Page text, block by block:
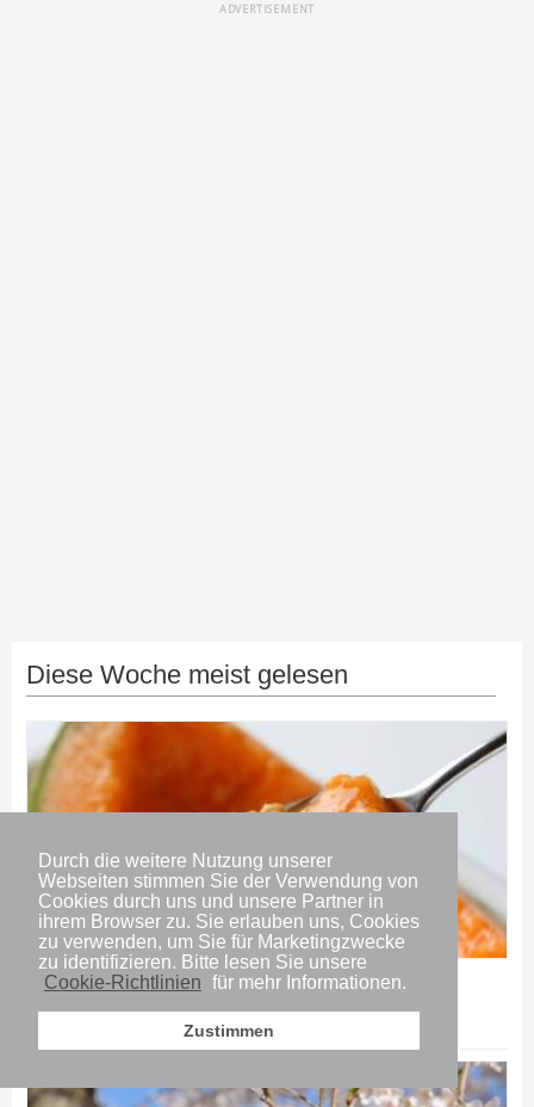
Durch die weitere Nutzung unserer
Webseiten stimmen Sie der Verwendung von
Cookies durch uns und unsere Partner in
ihrem Browser zu. Sie erlauben uns, Cookies
zu verwenden, um Sie für Marketingzwecke
zu identifizieren. Bitte lesen Sie unsere
Cookie-Richtlinien für mehr Informationen.
Zustimmen
ADVERTISEMENT
Diese Woche meist gelesen
Essen